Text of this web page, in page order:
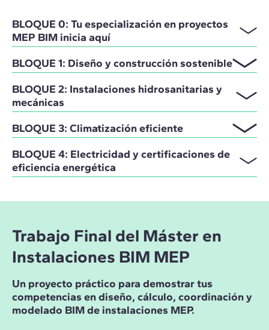
BLOQUE 0: Tu especialización en proyectos
MEP BIM inicia aquí
BLOQUE 1: Diseño y construcción sostenible
BLOQUE 2: Instalaciones hidrosanitarias y
mecánicas
BLOQUE 3: Climatización eficiente
BLOQUE 4: Electricidad y certificaciones de
eficiencia energética
Trabajo Final del Máster en
Instalaciones BIM MEP
Un proyecto práctico para demostrar tus
competencias en diseño, cálculo, coordinación y
modelado BIM de instalaciones MEP.